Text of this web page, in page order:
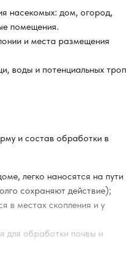
насекомых: дом, огород,
помещения.
и места размещения
воды и потенциальных троп
и состав обработки в
легко наносятся на пути
сохраняют действие);
в местах скопления и у
для обработки почвы и